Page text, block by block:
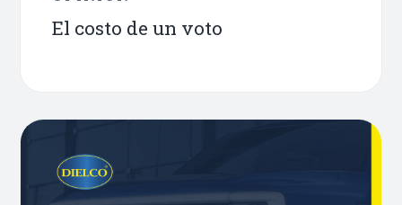
El costo de un voto